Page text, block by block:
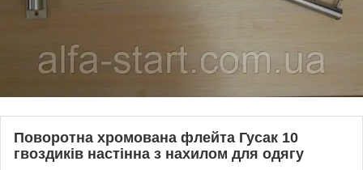
Поворотна хромована флейта Гусак 10
гвоздиків настінна з нахилом для одягу